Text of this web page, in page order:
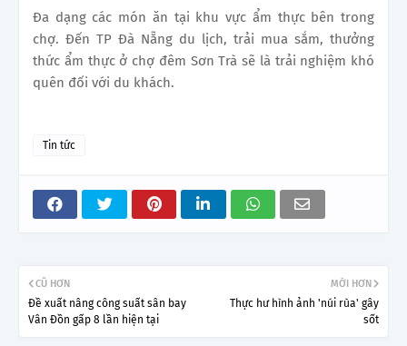
Đa dạng các món ăn tại khu vực ẩm thực bên trong
chợ. Đến TP Đà Nẵng du lịch, trải mua sắm, thưởng
thức ẩm thực ở chợ đêm Sơn Trà sẽ là trải nghiệm khó
quên đối với du khách.
Tin tức
MỚI HƠN
Thực hư hình ảnh 'núi rùa' gây
sốt
CŨ HƠN
Đề xuất nâng công suất sân bay
Vân Đồn gấp 8 lần hiện tại